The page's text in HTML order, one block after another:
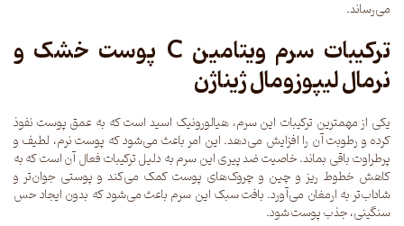
می‌رساند.
ترکیبات سرم ویتامین C پوست خشک و
نرمال لیپوزومال ژیناژن
یکی از مهمترین ترکیبات این سرم، هیالورونیک اسید است که به عمق پوست نفوذ
کرده و رطوبت آن را افزایش می‌دهد. این امر باعث می‌شود که پوست نرم، لطیف و
پرطراوت باقی بماند. خاصیت ضد پیری این سرم به دلیل ترکیبات فعال آن است که به
کاهش خطوط ریز و چین و چروک‌های پوست کمک می‌کند و پوستی جوان‌تر و
شاداب‌تر به ارمغان می‌آورد. بافت سبک این سرم باعث می‌شود که بدون ایجاد حس
سنگینی، جذب پوست شود.